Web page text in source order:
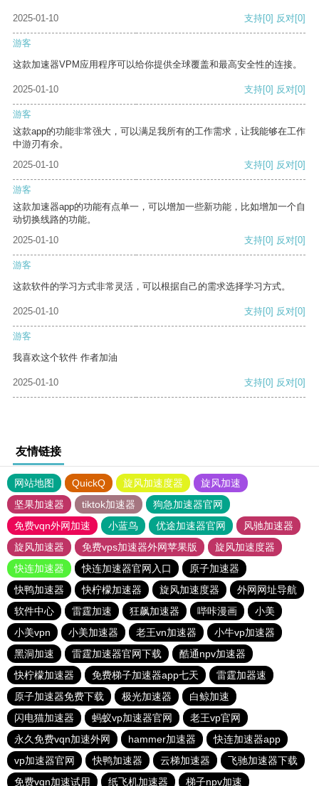
2025-01-10 支持[0] 反对[0]
游客
这款加速器VPM应用程序可以给你提供全球覆盖和最高安全性的连接。
2025-01-10 支持[0] 反对[0]
游客
这款app的功能非常强大，可以满足我所有的工作需求，让我能够在工作
中游刃有余。
2025-01-10
支持[0] 反对[0]
游客
这款加速器app的功能有点单一，可以增加一些新功能，比如增加一个自
动切换线路的功能。
2025-01-10
支持[0] 反对[0]
游客
这款软件的学习方式非常灵活，可以根据自己的需求选择学习方式。
2025-01-10 支持[0] 反对[0]
游客
我喜欢这个软件 作者加油
2025-01-10 支持[0] 反对[0]
友情链接
网站地图 QuickQ 旋风加速度器
旋风加速
坚果加速器
tiktok加速器
狗急加速器官网
免费vqn外网加速
小蓝鸟 优途加速器官网
风驰加速器
旋风加速器
免费vps加速器外网苹果版
旋风加速度器
快连加速器
快连加速器官网入口
原子加速器
快鸭加速器
快柠檬加速器 旋风加速度器
外网网址导航
软件中心
雷霆加速 狂飙加速器 哔咔漫画
小美
小美vpn
小美加速器 老王vn加速器
小牛vp加速器
黑洞加速
雷霆加速器官网下载
酷通npv加速器
快柠檬加速器
免费梯子加速器app七天
雷霆加器速
原子加速器免费下载
极光加速器
白鲸加速
闪电猫加速器
蚂蚁vp加速器官网
老王vp官网
永久免费vqn加速外网
hammer加速器
快连加速器app
vp加速器官网
快鸭加速器 云梯加速器
飞驰加速器下载
免费vqn加速试用
纸飞机加速器 梯子npv加速